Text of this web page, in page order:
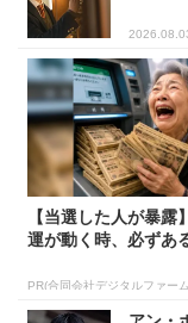
【当選した人が暴露
運が動く時、必ずあ
PR(合同会社デジタルファー